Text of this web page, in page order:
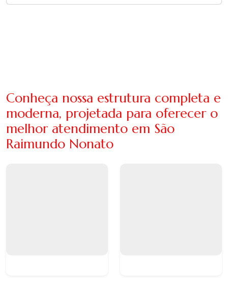
Conheça nossa estrutura completa e
moderna, projetada para oferecer o
melhor atendimento em São
Raimundo Nonato